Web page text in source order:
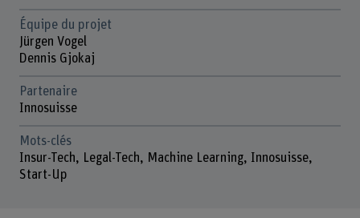
Équipe du projet
Jürgen Vogel
Dennis Gjokaj
Partenaire
Innosuisse
Mots-clés
Insur-Tech, Legal-Tech, Machine Learning, Innosuisse,
Start-Up